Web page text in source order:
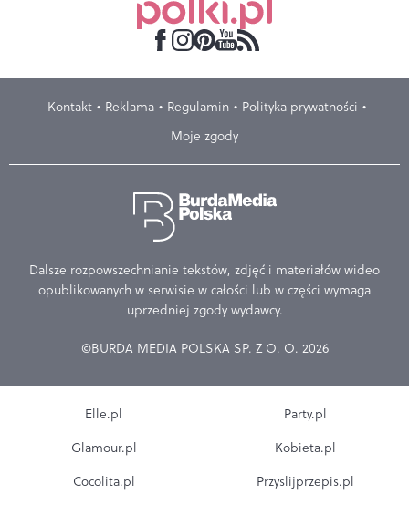
Kontakt Reklama Regulamin
Polityka prywatności
Moje zgody
Dalsze rozpowszechnianie tekstów, zdjęć i materiałów wideo
opublikowanych w serwisie w całości lub w części wymaga
uprzedniej zgody wydawcy.
©BURDA MEDIA POLSKA SP. Z O. O. 2026
Elle.pl
Glamour.pl
Cocolita.pl
Party.pl
Kobieta.pl
Przyslijprzepis.pl